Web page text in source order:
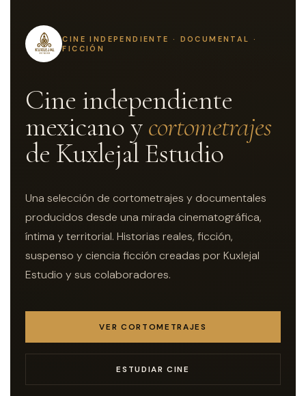
CINE INDEPENDIENTE · DOCUMENTAL ·
FICCIÓN
Cine independiente
mexicano ycortometrajes
de Kuxlejal Estudio
Una selección de cortometrajes y documentales
producidos desde una mirada cinematográfica,
íntima y territorial. Historias reales, ficción,
suspenso y ciencia ficción creadas por Kuxlejal
Estudio y sus colaboradores.
VER CORTOMETRAJES
ESTUDIAR CINE